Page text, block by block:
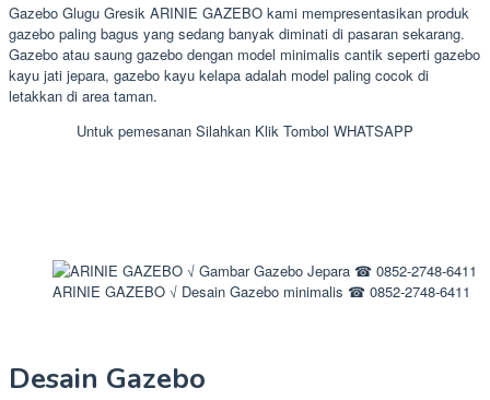
Gazebo Glugu Gresik ARINIE GAZEBO kami mempresentasikan produk
gazebo paling bagus yang sedang banyak diminati di pasaran sekarang.
Gazebo atau saung gazebo dengan model minimalis cantik seperti gazebo
kayu jati jepara, gazebo kayu kelapa adalah model paling cocok di
letakkan di area taman.
Untuk pemesanan Silahkan Klik Tombol WHATSAPP
ARINIE GAZEBO √ Desain Gazebo minimalis ☎ 0852-2748-6411
Desain Gazebo